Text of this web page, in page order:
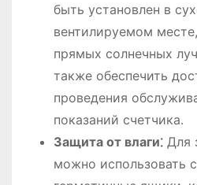
быть установлен в
вентилируемом
прямых солнечных
также обеспечить
проведения
показаний счетчика․
Защита от влаги⁚Для
можно использовать